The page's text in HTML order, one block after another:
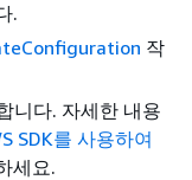
.
작
니다. 자세한 내용
SDK를 사용하여
세요.